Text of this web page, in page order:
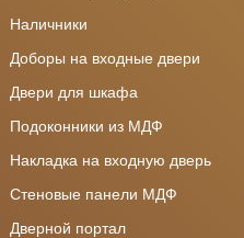
Наличники
Доборы на входные двери
Двери для шкафа
Подоконники из МДФ
Накладка на входную дверь
Стеновые панели МДФ
Дверной портал